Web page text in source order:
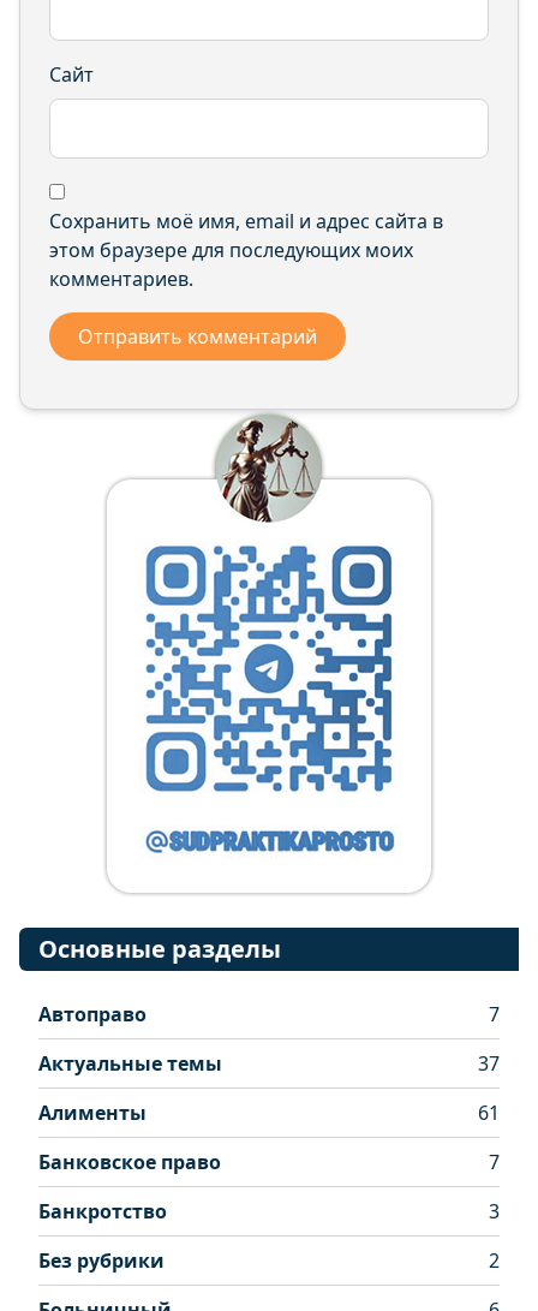
Сайт
Сохранить моё имя, email и адрес сайта в
этом браузере для последующих моих
комментариев.
Основные разделы
Автоправо
7
Актуальные темы
37
Алименты
61
Банковское право
7
Банкротство
3
Без рубрики
2